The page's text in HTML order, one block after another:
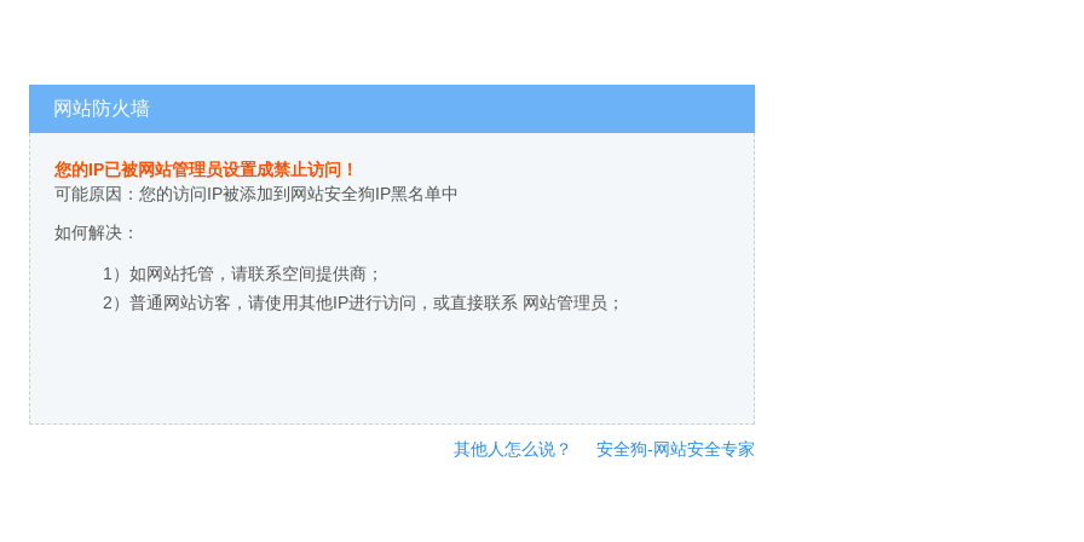
网站防火墙
您的IP已被网站管理员设置成禁止访问！
可能原因：您的访问IP被添加到网站安全狗IP黑名单中
如何解决：
1）如网站托管，请联系空间提供商；
2）普通网站访客，请使用其他IP进行访问，或直接联系 网站管理员；
其他人怎么说？ 安全狗-网站安全专家